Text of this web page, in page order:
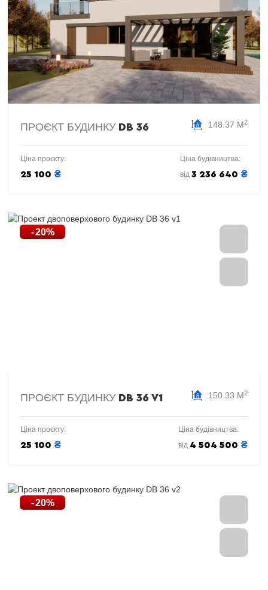
ПРОЄКТ БУДИНКУ DB 36 148.37 М2
Ціна проєкту:
25 100 ₴
Ціна будівництва:
від 3 236 640 ₴
ПРОЄКТ БУДИНКУ DB 36 V1 150.33 М2
Ціна проєкту:
25 100 ₴
Ціна будівництва:
від 4 504 500 ₴